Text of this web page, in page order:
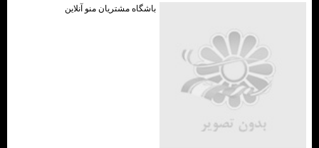
باشگاه مشتریان منو آنلاین